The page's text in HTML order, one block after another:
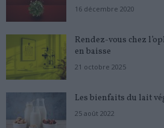
16 décembre 2020
Rendez-vous chez
en baisse
21 octobre 2025
Les bienfaits du lait
25 août 2022